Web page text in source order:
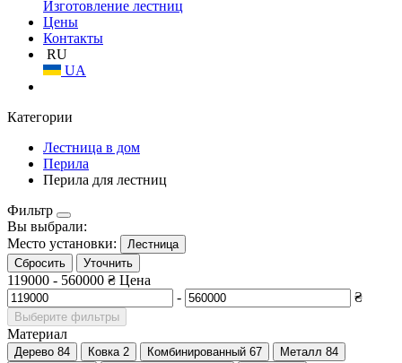
Изготовление лестниц
Цены
Контакты
RU
UA
Категории
Лестница в дом
Перила
Перила для лестниц
Фильтр
Вы выбрали:
Место установки:
Лестница
Сбросить
Уточнить
119000 - 560000 ₴ Цена
-
₴
Выберите фильтры
Материал
Дерево 84 Ковка 2 Комбинированный 67 Металл 84